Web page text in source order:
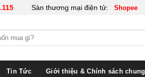
Sàn thương mại điện tử: Shopee
Tin Tức Giới thiệu & Chính sách chung